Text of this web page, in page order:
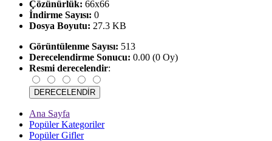
Çözünürlük: 66x66
İndirme Sayısı: 0
Dosya Boyutu: 27.3 KB
Görüntülenme Sayısı: 513
Derecelendirme Sonucu: 0.00 (0 Oy)
Resmi derecelendir:
Ana Sayfa
Popüler Kategoriler
Popüler Gifler